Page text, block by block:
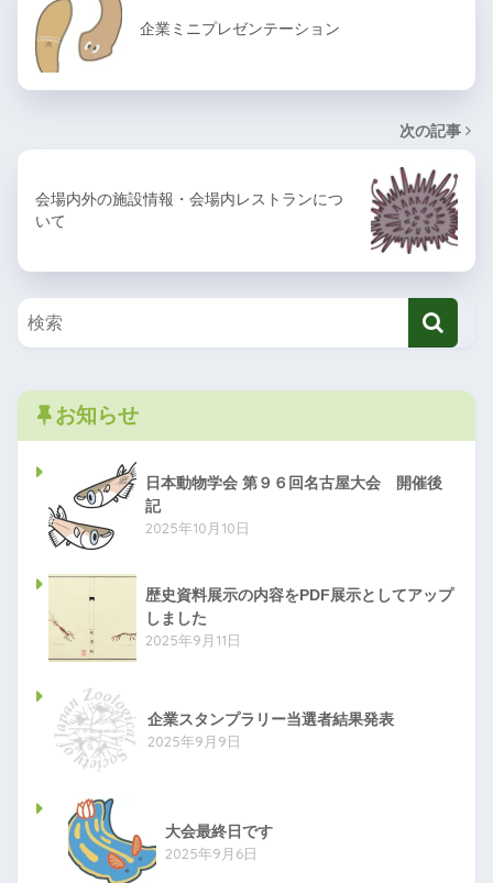
企業ミニプレゼンテーション
次の記事
会場内外の施設情報・会場内レストランにつ
いて
お知らせ
日本動物学会 第９６回名古屋大会 開催後
記
2025年10月10日
歴史資料展示の内容をPDF展示としてアップ
しました
2025年9月11日
企業スタンプラリー当選者結果発表
2025年9月9日
大会最終日です
2025年9月6日